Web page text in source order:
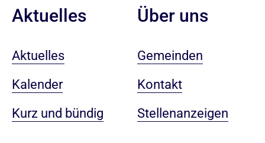
Aktuelles
Aktuelles
Kalender
Kurz und bündig
Über uns
Gemeinden
Kontakt
Stellenanzeigen